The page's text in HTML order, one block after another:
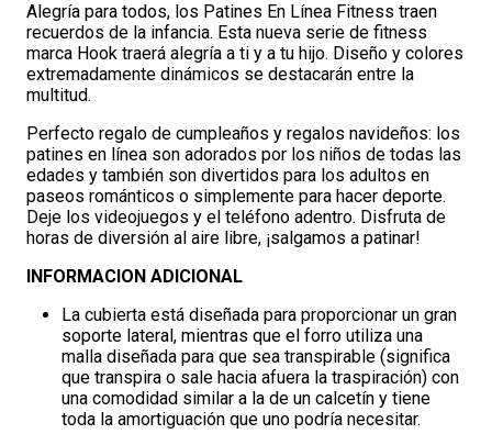
Alegría para todos, los Patines En Línea Fitness traen
recuerdos de la infancia. Esta nueva serie de fitness
marca Hook traerá alegría a ti y a tu hijo. Diseño y colores
extremadamente dinámicos se destacarán entre la
multitud.
Perfecto regalo de cumpleaños y regalos navideños: los
patines en línea son adorados por los niños de todas las
edades y también son divertidos para los adultos en
paseos románticos o simplemente para hacer deporte.
Deje los videojuegos y el teléfono adentro. Disfruta de
horas de diversión al aire libre, ¡salgamos a patinar!
INFORMACION ADICIONAL
La cubierta está diseñada para proporcionar un gran
soporte lateral, mientras que el forro utiliza una
malla diseñada para que sea transpirable (significa
que transpira o sale hacia afuera la traspiración) con
una comodidad similar a la de un calcetín y tiene
toda la amortiguación que uno podría necesitar.